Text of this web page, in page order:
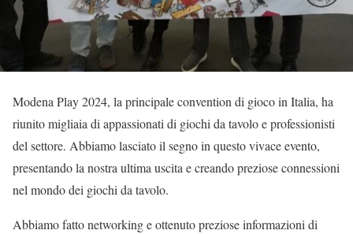
Modena Play 2024, la principale convention di gioco in Italia, ha
riunito migliaia di appassionati di giochi da tavolo e professionisti
del settore. Abbiamo lasciato il segno in questo vivace evento,
presentando la nostra ultima uscita e creando preziose connessioni
nel mondo dei giochi da tavolo.
Abbiamo fatto networking e ottenuto preziose informazioni di